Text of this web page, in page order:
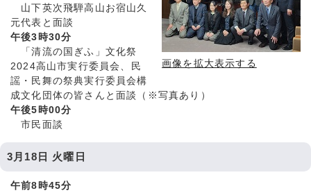
画像を拡大表示する
山下英次飛騨高山お宿山久
元代表と面談
午後3時30分
「清流の国ぎふ」文化祭
2024高山市実行委員会、民
謡・民舞の祭典実行委員会構
成文化団体の皆さんと面談（※写真あり）
午後5時00分
市民面談
3月18日 火曜日
午前8時45分